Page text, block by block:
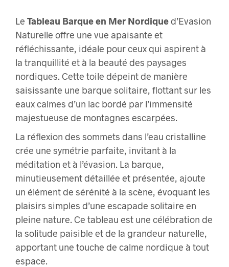
Le Tableau Barque en Mer Nordiqued’Evasion
Naturelle offre une vue apaisante et
réfléchissante, idéale pour ceux qui aspirent à
la tranquillité et à la beauté des paysages
nordiques. Cette toile dépeint de manière
saisissante une barque solitaire, flottant sur les
eaux calmes d’un lac bordé par l’immensité
majestueuse de montagnes escarpées.
La réflexion des sommets dans l’eau cristalline
crée une symétrie parfaite, invitant à la
méditation et à l’évasion. La barque,
minutieusement détaillée et présentée, ajoute
un élément de sérénité à la scène, évoquant les
plaisirs simples d’une escapade solitaire en
pleine nature. Ce tableau est une célébration de
la solitude paisible et de la grandeur naturelle,
apportant une touche de calme nordique à tout
espace.